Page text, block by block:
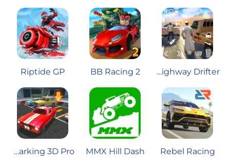
Highway Drifter
BB Racing 2
Riptide GP
Rebel Racing
MMX Hill Dash
Car Parking 3D Pro